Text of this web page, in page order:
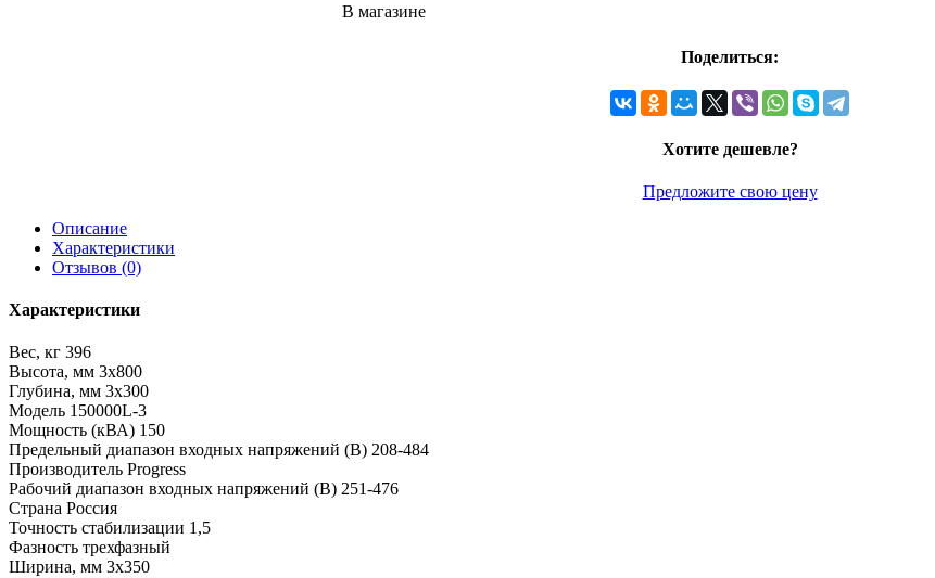
В магазине
Поделиться:
Хотите дешевле?
Предложите свою цену
Описание
Характеристики
Отзывов (0)
Характеристики
Вес, кг 396
Высота, мм 3x800
Глубина, мм 3x300
Модель 150000L-3
Мощность (кВА) 150
Предельный диапазон входных напряжений (В) 208-484
Производитель Progress
Рабочий диапазон входных напряжений (В) 251-476
Страна Россия
Точность стабилизации 1,5
Фазность трехфазный
Ширина, мм 3x350